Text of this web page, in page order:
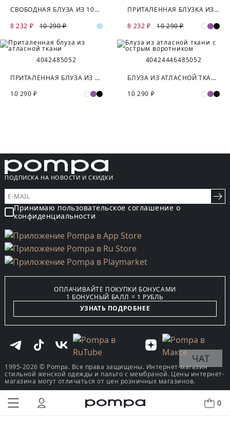
0
КУПИТЬ В ОДИН КЛИК
СВОБОДНАЯ БЛУЗА ИЗ 100% ВИСКОЗЫ
8 232 ₽
10 290 ₽
ПРИТАЛЕННАЯ БЛУЗКА ИЗ СИРЕНЕВОЙ АТЛАСНОЙ ТКАНИ
8 232 ₽
10 290 ₽
4042485052
ПРИТАЛЕННАЯ БЛУЗА ИЗ АТЛАСНОЙ ТКАНИ
10 290 ₽
40424446485052
БЛУЗА ИЗ АТЛАСНОЙ ТКАНИ С ОСТРЫМ ВОРОТНИКОМ
10 290 ₽
ПОДПИСКА НА НОВОСТИ И СКИДКИ
Принимаю пользовательское соглашение о
конфиденциальности
ОПЛАЧИВАЙТЕ ПОКУПКИ БОНУСАМИ
1 БОНУСНЫЙ БАЛЛ = 1 РУБЛЬ
УЗНАТЬ ПОДРОБНЕЕ
1995-2026 © Pompa. Все права защищены. Интернет-магазин
стильной женской одежды и пальто с мембраной. Цены интернет-
магазина могут отличаться от цен розничных магазинов.
ЧАТ